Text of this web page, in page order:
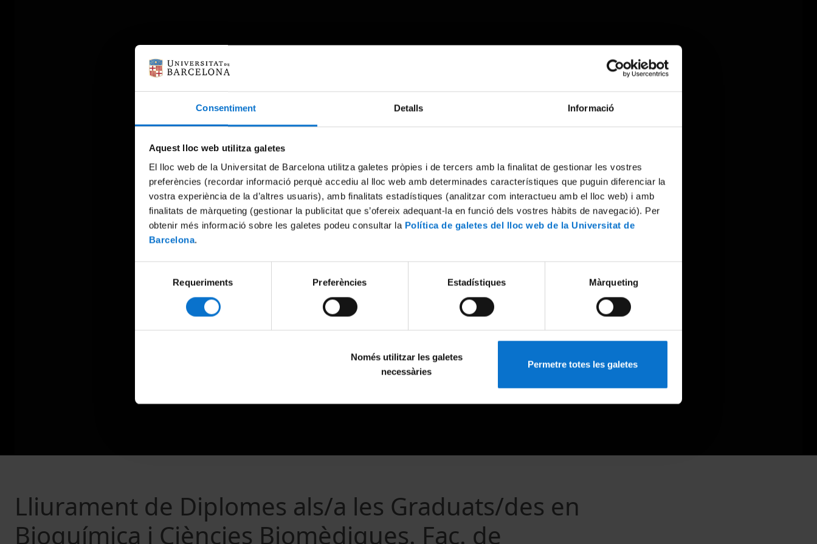
Consentiment Detalls Informació
Aquest lloc web utilitza galetes
El lloc web de la Universitat de Barcelona utilitza galetes pròpies i de tercers amb la finalitat de gestionar les vostres
preferències (recordar informació perquè accediu al lloc web amb determinades característiques que puguin diferenciar la
vostra experiència de la d’altres usuaris), amb finalitats estadístiques (analitzar com interactueu amb el lloc web) i amb
finalitats de màrqueting (gestionar la publicitat que s’ofereix adequant-la en funció dels vostres hàbits de navegació). Per
obtenir més informació sobre les galetes podeu consultar la Política de galetes del lloc web de la Universitat de
Barcelona.
Requeriments Preferències Estadístiques Màrqueting
Només utilitzar les galetes
necessàries
Permetre totes les galetes
Something went wrong
An error occurred, please try again later.
Try again
Lliurament de Diplomes als/a les Graduats/des en
Bioquímica i Ciències Biomèdiques. Fac. de